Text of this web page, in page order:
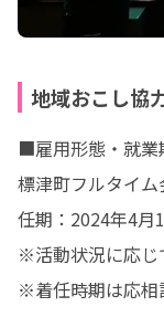
地域おこし協
■雇用形態・就業
標津町フルタイ
任期：2024年4月
※活動状況に応じ
※着任時期は応相